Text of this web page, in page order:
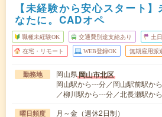
【未経験から安心スタート
なたに。CADオペ
職種未経験OK 交通費別途支給あり 土
在宅・リモート WEB登録OK 無期雇用派
勤務地 岡山県岡山市北区
岡山駅から---分／岡山駅前駅か
／柳川駅から---分／北長瀬駅か
曜日頻度 月～金（週休2日制）